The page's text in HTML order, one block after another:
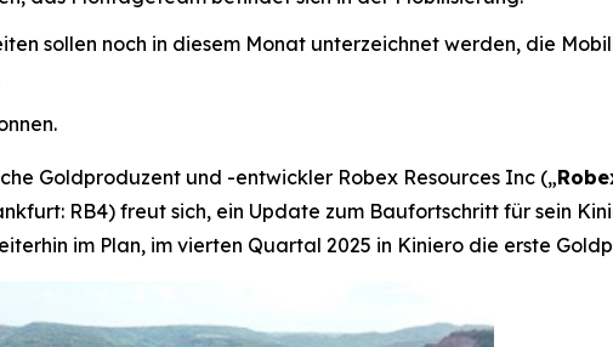
sollen noch in diesem Monat unterzeichnet werden, die
Goldproduzent und -entwickler Robex Resources Inc („
RB4) freut sich, ein Update zum Baufortschritt für sein
im Plan, im vierten Quartal 2025 in Kiniero die erste